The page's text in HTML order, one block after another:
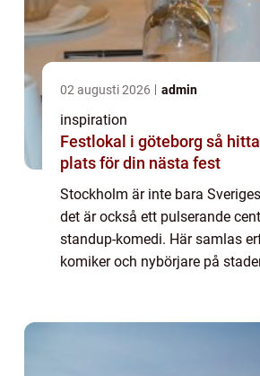
02 augusti 2026 admin
inspiration
Festlokal i göteborg så hittar du rätt
plats för din nästa fest
Stockholm är inte bara
det är också ett pulserande
standup-komedi. Här samlas
komiker och nybörjare på